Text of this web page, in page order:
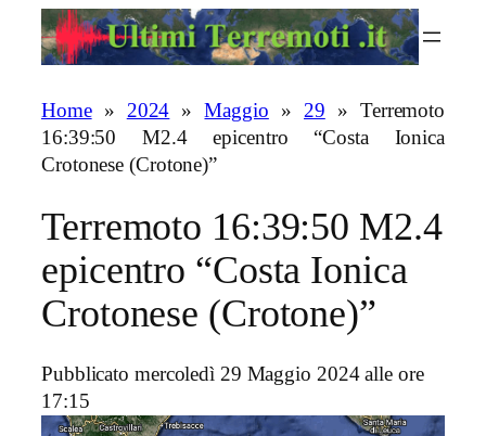
Home» 2024 »Maggio » 29 » Terremoto
16:39:50 M2.4 epicentro “Costa Ionica
Crotonese (Crotone)”
Terremoto 16:39:50 M2.4
epicentro “Costa Ionica
Crotonese (Crotone)”
Pubblicato mercoledì 29 Maggio 2024 alle ore
17:15